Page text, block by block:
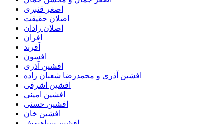
اصغر قنبری
اصلان حقیقت
اصلان رادان
افران
اَفرند
افسون
افشین آذری
افشین آذری و محمدرضا شعبان زاده
افشین اشرفی
افشین امینی
افشین حسنی
افشین خان